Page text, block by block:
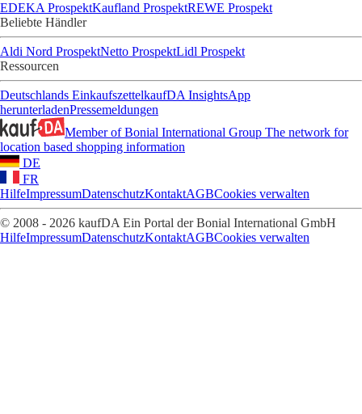
EDEKA ProspektKaufland ProspektREWE Prospekt
Beliebte Händler
Aldi Nord ProspektNetto ProspektLidl Prospekt
Ressourcen
Deutschlands EinkaufszettelkaufDA InsightsApp
herunterladenPressemeldungen
Member of Bonial International Group The network for
location based shopping information
DE
FR
HilfeImpressumDatenschutzKontaktAGBCookies verwalten
© 2008 - 2026 kaufDA Ein Portal der Bonial International GmbH
HilfeImpressumDatenschutzKontaktAGBCookies verwalten